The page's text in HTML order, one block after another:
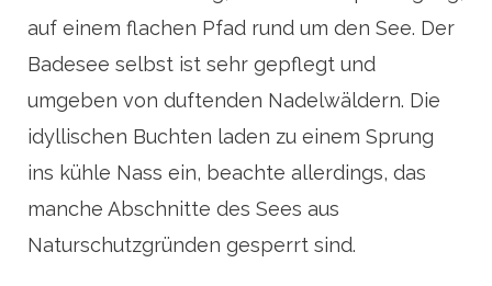
auf einem flachen Pfad rund um den See. Der
Badesee selbst ist sehr gepflegt und
umgeben von duftenden Nadelwäldern. Die
idyllischen Buchten laden zu einem Sprung
ins kühle Nass ein, beachte allerdings, das
manche Abschnitte des Sees aus
Naturschutzgründen gesperrt sind.